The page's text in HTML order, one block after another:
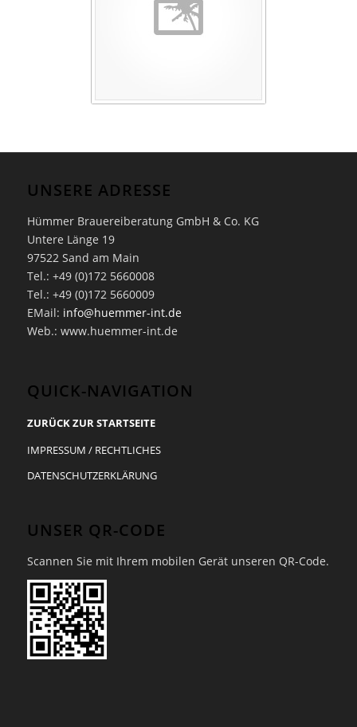
UNSERE ADRESSE
Hümmer Brauereiberatung GmbH & Co. KG
Untere Länge 19
97522 Sand am Main
Tel.: +49 (0)172 5660008
Tel.: +49 (0)172 5660009
EMail: info@huemmer-int.de
Web.: www.huemmer-int.de
QUICK-NAVIGATION
ZURÜCK ZUR STARTSEITE
IMPRESSUM / RECHTLICHES
DATENSCHUTZERKLÄRUNG
UNSER QR-CODE
Scannen Sie mit Ihrem mobilen Gerät unseren QR-Code.